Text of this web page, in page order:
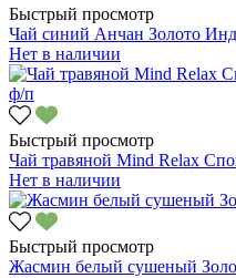
Быстрый просмотр
Чай синий Анчан Золото
Нет в наличии
Быстрый просмотр
Чай травяной Mind Relax
Нет в наличии
Быстрый просмотр
Жасмин белый сушеный